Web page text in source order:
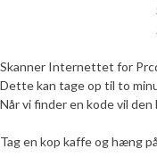
Skanner Internettet for
Dette kan tage op til to
Når vi finder en kode vil
Tag en kop kaffe og hæng